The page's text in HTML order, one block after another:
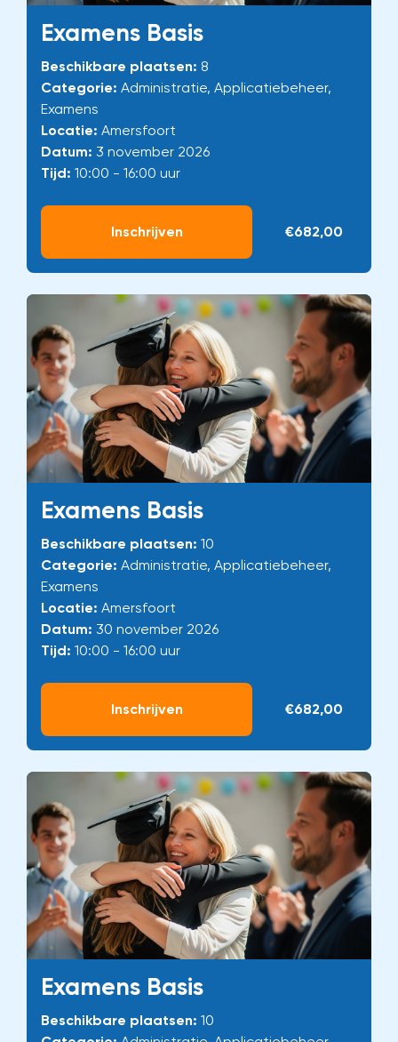
Examens Basis
Beschikbare plaatsen: 8
Categorie: Administratie, Applicatiebeheer,
Examens
Locatie: Amersfoort
Datum: 3 november 2026
Tijd: 10:00 - 16:00 uur
Inschrijven €682,00
Examens Basis
Beschikbare plaatsen: 10
Categorie: Administratie, Applicatiebeheer,
Examens
Locatie: Amersfoort
Datum: 30 november 2026
Tijd: 10:00 - 16:00 uur
Inschrijven €682,00
Examens Basis
Beschikbare plaatsen: 10